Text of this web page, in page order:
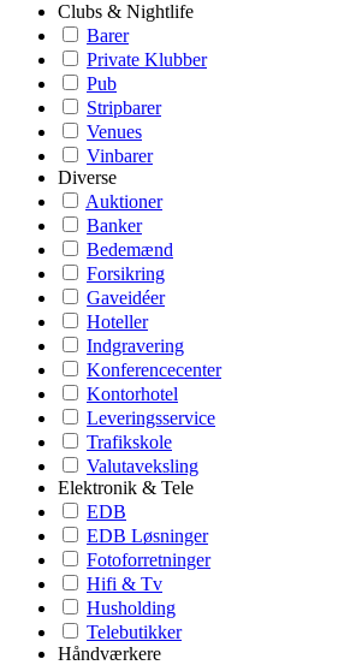
Clubs & Nightlife
Barer
Private Klubber
Pub
Stripbarer
Venues
Vinbarer
Diverse
Auktioner
Banker
Bedemænd
Forsikring
Gaveidéer
Hoteller
Indgravering
Konferencecenter
Kontorhotel
Leveringsservice
Trafikskole
Valutaveksling
Elektronik & Tele
EDB
EDB Løsninger
Fotoforretninger
Hifi & Tv
Husholding
Telebutikker
Håndværkere